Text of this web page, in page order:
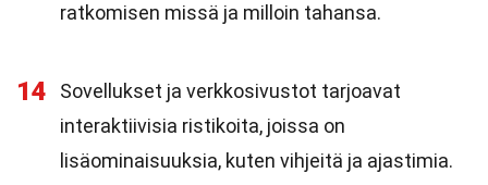
ratkomisen missä ja milloin tahansa.
14
Sovellukset ja verkkosivustot tarjoavat
interaktiivisia ristikoita, joissa on
lisäominaisuuksia, kuten vihjeitä ja ajastimia.